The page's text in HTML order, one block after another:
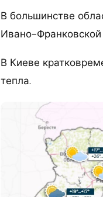
В большинстве
Ивано-
В Киеве
тепла.